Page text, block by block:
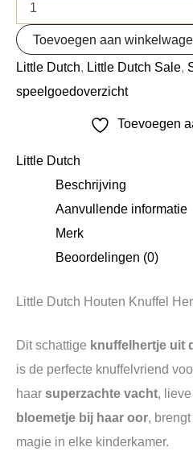
Toevoegen aan
Little Dutch Little Dutch Sale
speelgoedoverzicht
Toevoegen
Little Dutch
Beschrijving
Aanvullende informatie
Merk
Beoordelingen (0)
Little Dutch Houten Knuffel
Dit schattige knuffelhertje uit
is de perfecte knuffelvriend
haar superzachte vacht,
bloemetje bij haar oor,
magie in elke kinderkamer.